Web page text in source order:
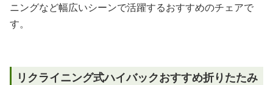
ニングなど幅広いシーンで活躍するおすすめのチェアで
す。
リクライニング式ハイバックおすすめ折りたたみ